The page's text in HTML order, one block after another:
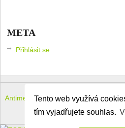
Tento web využívá
tím vyjadřujete souhlas.
META
Přihlásit se
Antimeloun – komouši dneška
Theme by